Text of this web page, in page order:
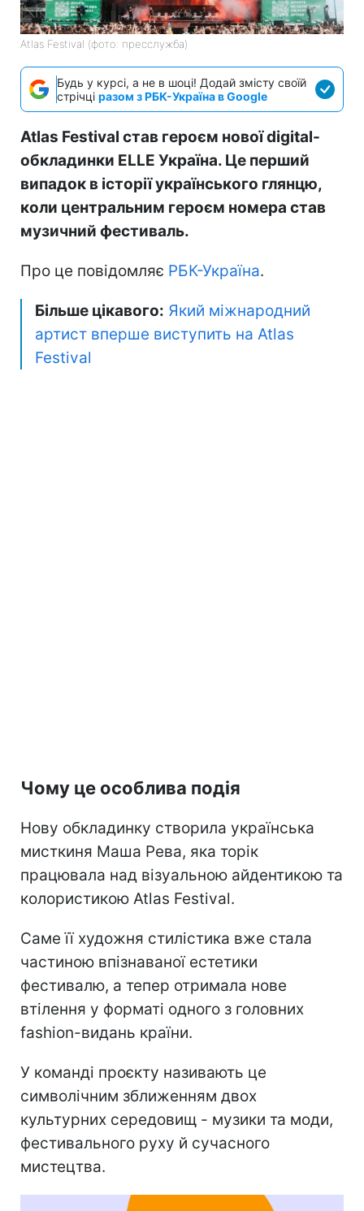
Atlas Festival (фото: пресслужба)
Будь у курсі, а не в шоці! Додай змісту своїй
стрічці разом з РБК-Україна в Google
Atlas Festival став героєм нової digital-
обкладинки ELLE Україна. Це перший
випадок в історії українського глянцю,
коли центральним героєм номера став
музичний фестиваль.
Про це повідомляє РБК-Україна.
Більше цікавого: Який міжнародний
артист вперше виступить на Atlas
Festival
Чому це особлива подія
Нову обкладинку створила українська
мисткиня Маша Рева, яка торік
працювала над візуальною айдентикою та
колористикою Atlas Festival.
Саме її художня стилістика вже стала
частиною впізнаваної естетики
фестивалю, а тепер отримала нове
втілення у форматі одного з головних
fashion-видань країни.
У команді проєкту називають це
символічним зближенням двох
культурних середовищ - музики та моди,
фестивального руху й сучасного
мистецтва.